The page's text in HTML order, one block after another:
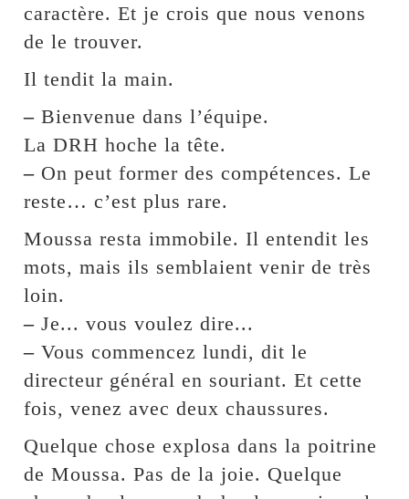
caractère. Et je crois que nous venons
de le trouver.
Il tendit la main.
– Bienvenue dans l’équipe.
La DRH hoche la tête.
– On peut former des compétences. Le
reste… c’est plus rare.
Moussa resta immobile. Il entendit les
mots, mais ils semblaient venir de très
loin.
– Je... vous voulez dire...
– Vous commencez lundi, dit le
directeur général en souriant. Et cette
fois, venez avec deux chaussures.
Quelque chose explosa dans la poitrine
de Moussa. Pas de la joie. Quelque